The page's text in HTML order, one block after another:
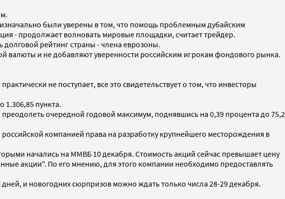
были уверены в том, что помощь проблемным дубайским
- продолжает волновать мировые площадки, считает трейдер.
рейтинг страны - члена еврозоны.
валюты и не добавляют уверенности российским игрокам фондового рынка.
не поступает, все это свидетельствует о том, что инвесторы
1.306,85 пункта.
очередной годовой максимум, поднявшись на 0,39 процента до 75,2
компанией права на разработку крупнейшего месторождения в
начались на ММВБ 10 декабря. Стоимость акций сейчас превышает цену
акции". По его мнению, для этого компании необходимо предоставлять
и новогодних сюрпризов можно ждать только числа 28-29 декабря.